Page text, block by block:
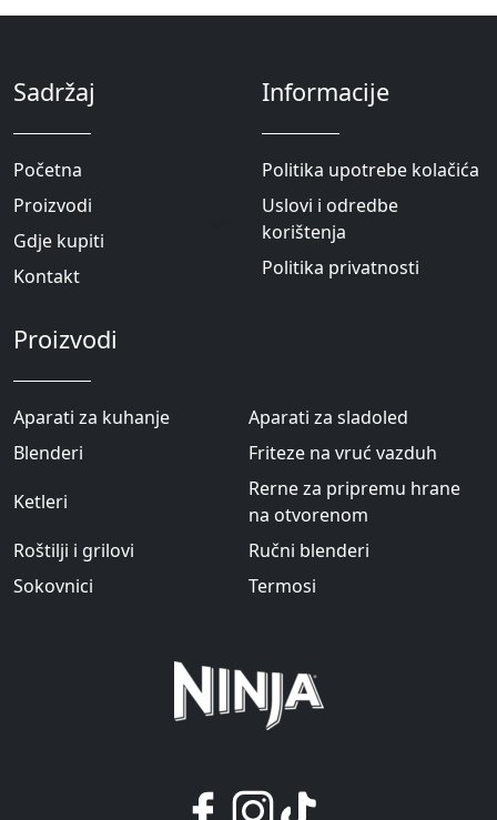
Sadržaj
Pоčetna
Proizvodi
Gdje kupiti
Kontakt
Informacije
Politika upotrebe kolačića
Uslovi i odredbe
korištenja
Politika privatnosti
Proizvodi
Aparati za kuhanje
Aparati za sladoled
Blenderi
Friteze na vruć vazduh
Ketleri
Rerne za pripremu hrane
na otvorenom
Roštilji i grilovi
Ručni blenderi
Sokovnici
Termosi